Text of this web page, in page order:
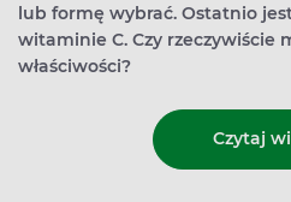
lub formę wybrać. Ostatnio
witaminie C. Czy rzeczywiście
właściwości?
Czytaj